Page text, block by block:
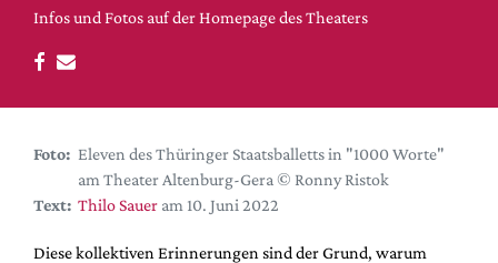
DdB-map
Kalender
Premierensuche
Hefte
Alle Hefte
Leseproben
Infos und Fotos auf der Homepage des Theaters
Foto: Eleven des Thüringer Staatsballetts in "1000 Worte"
am Theater Altenburg-Gera © Ronny Ristok
Text: Thilo Sauer am 10. Juni 2022
Diese kollektiven Erinnerungen sind der Grund, warum